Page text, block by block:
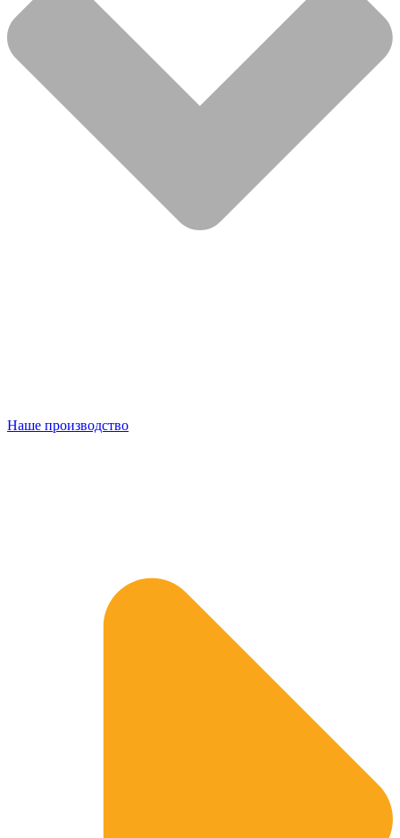
Наше производство